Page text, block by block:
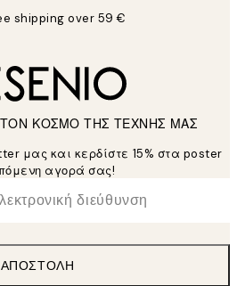
shipping over 59 €
ΚΟΣΜΟ ΤΗΣ ΤΕΧΝΗΣ ΜΑΣ
μας και κερδίστε 15% στα poster
αγορά σας!
ΑΠΟΣΤΟΛΉ